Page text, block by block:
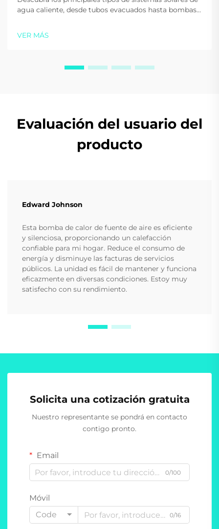
agua caliente, desde tubos evacuados hasta bombas
sostenibilidad. Obtenga orientación de expertos hoy
mismo.
VER MÁS
Evaluación del usuario del
producto
Edward Johnson
Esta bomba de calor de fuente de aire es eficiente
y silenciosa, proporcionando un calefacción
confiable para mi hogar. Reduce el consumo de
energía y disminuye las facturas de servicios
públicos. La unidad es fácil de mantener y funciona
eficazmente en diversas condiciones. Estoy muy
satisfecho con su rendimiento.
Solicita una cotización gratuita
Nuestro representante se pondrá en contacto
contigo pronto.
Email
0/100
Móvil
Code
0/16